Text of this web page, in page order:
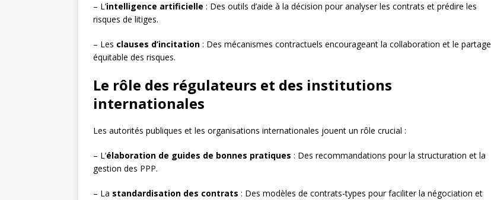
– L’intelligence artificielle : Des outils d’aide à la décision pour analyser les contrats et prédire les
risques de litiges.
– Les clauses d’incitation : Des mécanismes contractuels encourageant la collaboration et le partage
équitable des risques.
Le rôle des régulateurs et des institutions
internationales
Les autorités publiques et les organisations internationales jouent un rôle crucial :
– L’élaboration de guides de bonnes pratiques : Des recommandations pour la structuration et la
gestion des PPP.
– La standardisation des contrats : Des modèles de contrats-types pour faciliter la négociation et